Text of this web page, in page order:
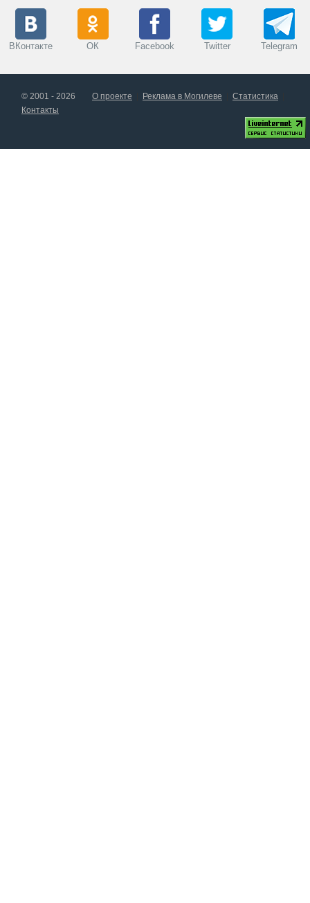
ВКонтакте ОК Facebook Twitter Telegram
© 2001 - 2026 О проекте Реклама в Могилеве
Статистика
Контакты